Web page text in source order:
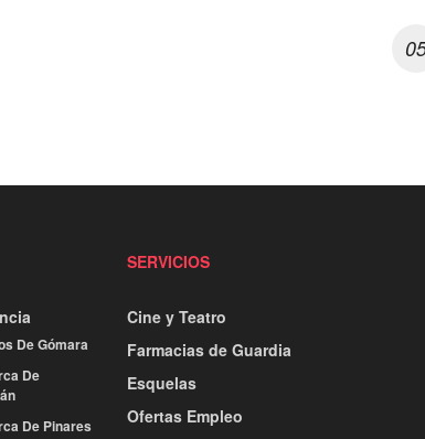
De Gómara
De
De Pinares
SERVICIOS
Cine y Teatro
Farmacias de Guardia
Esquelas
Ofertas Empleo